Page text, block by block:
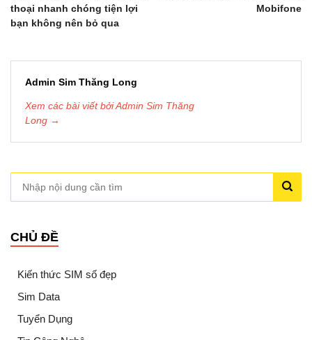
thoại nhanh chóng tiện lợi
bạn không nên bỏ qua
Mobifone
Admin Sim Thăng Long
Xem các bài viết bởi Admin Sim Thăng
Long →
CHỦ ĐỀ
Kiến thức SIM số đẹp
Sim Data
Tuyển Dụng